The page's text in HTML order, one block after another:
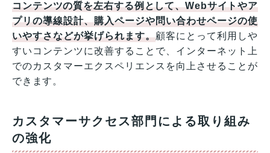
コンテンツの質を左右する例として、Webサイトやア
プリの導線設計、購入ページや問い合わせページの使
いやすさなどが挙げられます。顧客にとって利用しや
すいコンテンツに改善することで、インターネット上
でのカスタマーエクスペリエンスを向上させることが
できます。
カスタマーサクセス部門による取り組み
の強化